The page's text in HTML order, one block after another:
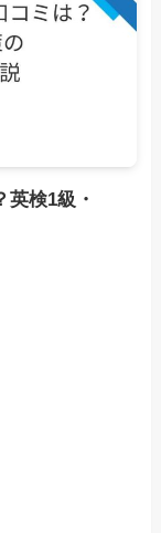
検1級・